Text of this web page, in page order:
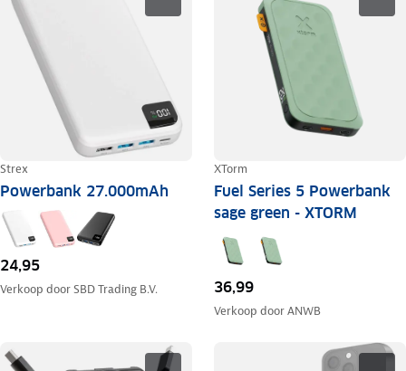
Strex
Powerbank 27.000mAh
24,95
Verkoop doorSBD Trading B.V.
XTorm
Fuel Series 5 Powerbank
sage green - XTORM
36,99
Verkoop doorANWB